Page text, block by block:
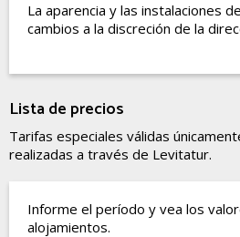
La aparencia y las instalaciones
cambios a la discreción de la
Lista de precios
Tarifas especiales válidas
realizadas a través de Levitatur.
Informe el período y vea los
alojamientos.